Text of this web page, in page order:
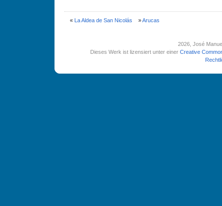
« La Aldea de San Nicolás »Arucas
2026 , José
Dieses Werk ist lizensiert unter einer Creative